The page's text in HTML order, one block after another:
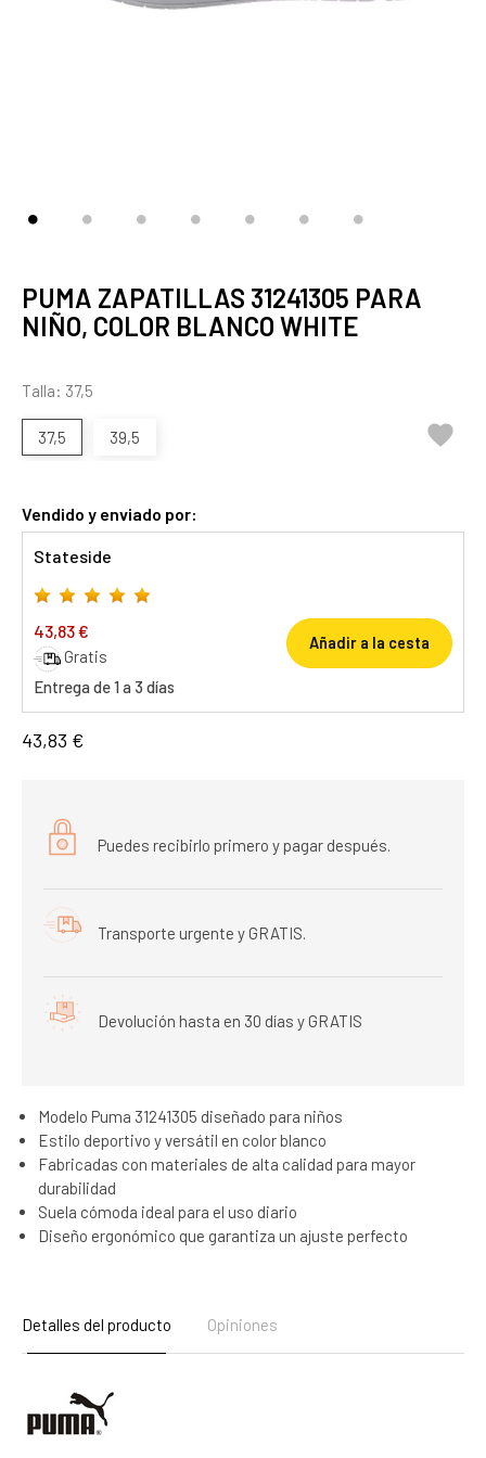
PUMA ZAPATILLAS 31241305 PARA
NIÑO, COLOR BLANCO WHITE
Talla: 37,5
37,5 39,5 
Vendido y enviado por:
Stateside
43,83 €
Gratis
Entrega de 1 a 3 días
Añadir a la cesta
43,83 €
Puedes recibirlo primero y pagar después.
Transporte urgente y GRATIS.
Devolución hasta en 30 días y GRATIS
Modelo Puma 31241305 diseñado para niños
Estilo deportivo y versátil en color blanco
Fabricadas con materiales de alta calidad para mayor
durabilidad
Suela cómoda ideal para el uso diario
Diseño ergonómico que garantiza un ajuste perfecto
Detalles del producto Opiniones